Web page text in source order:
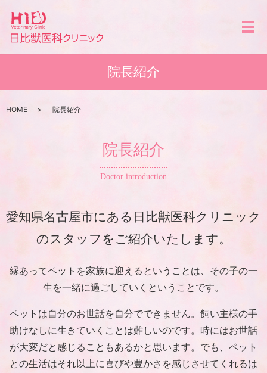
メ
院長紹介
HOME 院長紹介
院長紹介
Doctor introduction
愛知県名古屋市にある日比獣医科クリニック
の スタッフをご紹介いたします。
縁あってペットを家族に迎えるということは、その子の一
生を一緒に過ごしていくということです。
ペットは自分のお世話を自分でできません。飼い主様の手
助けなしに生きていくことは難しいのです。時にはお世話
が大変だと感じることもあるかと思います。でも、ペット
との生活はそれ以上に喜びや豊かさを感じさせてくれるは